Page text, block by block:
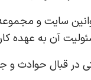
قوانین سایت و
آن به عهده
در قبال حوادث و